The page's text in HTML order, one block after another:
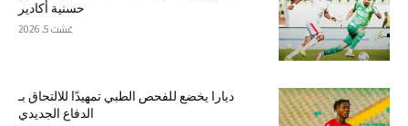
حسنية أكادير
غشت 5, 2026
ديارا يخضع للفحص الطبي تمهيدًا للالتحاق بـ
الدفاع الجديدي